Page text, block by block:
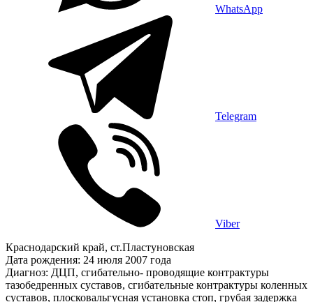
WhatsApp
Telegram
Viber
Краснодарский край, ст.Пластуновская
Дата рождения: 24 июля 2007 года
Диагноз: ДЦП, сгибательно- проводящие контрактуры
тазобедренных суставов, сгибательные контрактуры коленных
суставов, плосковальгусная установка стоп, грубая задержка